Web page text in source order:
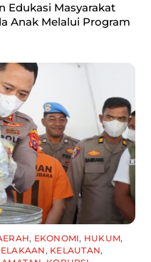
Edukasi Masyarakat
Anak Melalui Program
, EKONOMI, HUKUM,
, KELAUTAN,